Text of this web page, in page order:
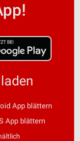
App blättern
App blättern